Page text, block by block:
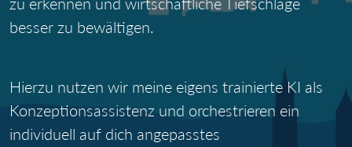
besser zu bewältigen.
Hierzu nutzen wir meine eigens trainierte KI als
Konzeptionsassistenz und orchestrieren ein
individuell auf dich angepasstes